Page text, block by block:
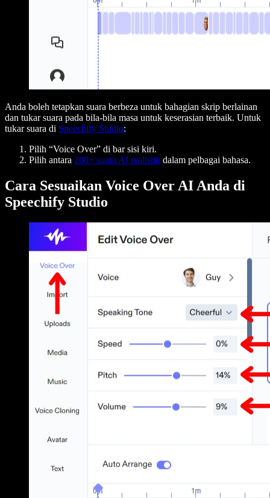
Anda boleh tetapkan suara berbeza untuk bahagian skrip berlainan
dan tukar suara pada bila-bila masa untuk keserasian terbaik. Untuk
tukar suara di Speechify Studio:
Pilih “Voice Over” di bar sisi kiri.
Pilih antara 200+ suara AI realistik dalam pelbagai bahasa.
Cara Sesuaikan Voice Over AI Anda di
Speechify Studio